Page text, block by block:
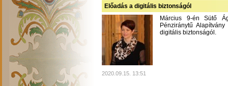
Előadás a digitális biztonságól
Március 9-én Sütő
Pénziránytű
digitális biztonságól.
2020.09.15. 13:51